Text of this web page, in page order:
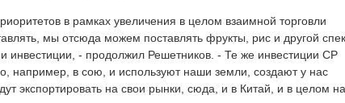
в рамках увеличения в целом взаимной торговли
мы отсюда можем поставлять фрукты, рис и другой
инвестиции, - продолжил Решетников. - Те же инвестиции CP
например, в сою, и используют наши земли, создают у нас
экспортировать на свои рынки, сюда, и в Китай, и в целом на